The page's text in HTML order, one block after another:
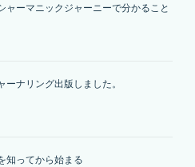
ャーマニックジャーニーで分かること
ナリング出版しました。
知ってから始まる